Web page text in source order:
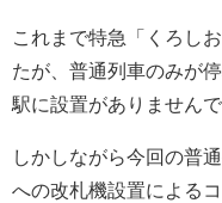
これまで特急「くろし
たが、普通列車のみが
駅に設置がありませんで
しかしながら今回の普
への改札機設置による